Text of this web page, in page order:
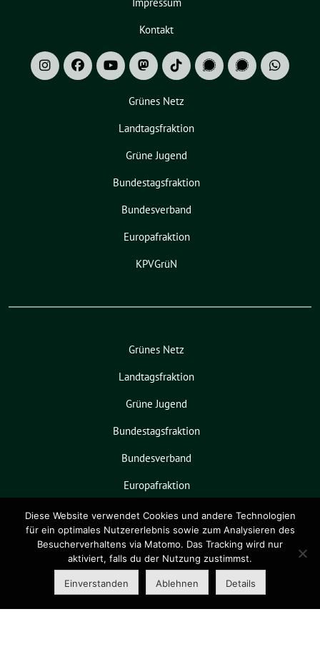
Kontakt
Grünes Netz
Landtagsfraktion
Grüne Jugend
Bundestagsfraktion
Bundesverband
Europafraktion
KPVGrüN
Grünes Netz
Landtagsfraktion
Grüne Jugend
Bundestagsfraktion
Bundesverband
Europafraktion
KPVGrüN
Grüne Niedersachsen benutzt das
freie grüne Themesunflower
‐ ein
Angebot derverdigado eG.
Diese Website verwendet Cookies und andere Technologien
für ein optimales Nutzererlebnis sowie zum Analysieren des
Besucherverhaltens via Matomo. Das Tracking wird nur
aktiviert, falls du der Nutzung zustimmst.
Einverstanden Ablehnen Details